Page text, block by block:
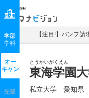
マナビジ
【注目!】パンフ
とうかいがくえん
東海学園
私立大学 愛知県
学部
学科
オー
キャン
先輩